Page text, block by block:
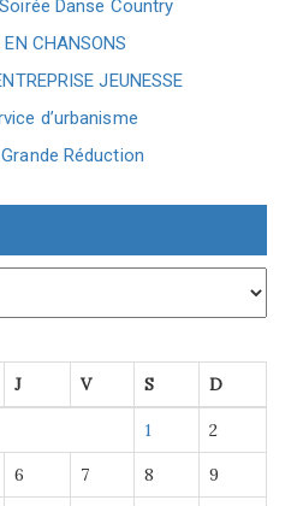
Danse Country
CHANSONS
JEUNESSE
d’urbanisme
Réduction
J V S D
1 2
6 7 8 9